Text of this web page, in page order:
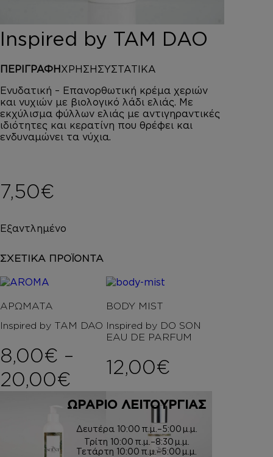
HOROMIA
SPECIAL OFFERS
ΣΥΝΔΕΣΗ
ΚΑΛΑΘΙ
Inspired by TAM DAO
ΠΕΡΙΓΡΑΦΗ ΧΡΗΣΗ ΣΥΣΤΑΤΙΚΑ
Ενυδατική – Επανορθωτική κρέμα χεριών
και νυχιών με βιολογικό λάδι ελιάς. Με
εκχύλισμα φύλλων ελιάς με αντιγηραντικές
ιδιότητες και κερατίνη που θρέφει και
ενδυναμώνει τα νύχια.
7,50€
Εξαντλημένο
ΣΧΕΤΙΚΑ ΠΡΟΪΟΝΤΑ
ΑΡΩΜΑΤΑ
Inspired by TAM DAO
8,00€ –
20,00€ Price range: 8,00€
BODY MIST
Inspired by DO SON
EAU DE PARFUM
12,00€
ΩΡΑΡΙΟ ΛΕΙΤΟΥΡΓΙΑΣ
Δευτέρα 10:00 π.μ.–5:00 μ.μ.
Τρίτη 10:00 π.μ.–8:30 μ.μ.
Τετάρτη 10:00 π.μ.–5:00 μ.μ.